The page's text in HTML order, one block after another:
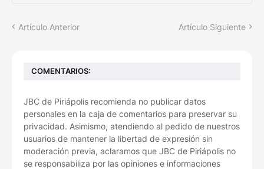
Artículo Anterior Artículo Siguiente
COMENTARIOS:
JBC de Piriápolis recomienda no publicar datos
personales en la caja de comentarios para preservar su
privacidad. Asimismo, atendiendo al pedido de nuestros
usuarios de mantener la libertad de expresión sin
moderación previa, aclaramos que JBC de Piriápolis no
se responsabiliza por las opiniones e informaciones